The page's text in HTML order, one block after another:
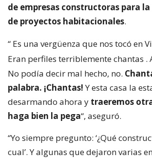
de empresas constructoras para
de proyectos habitacionales.
“ Es una vergüenza que nos tocó en
Eran perfiles terriblemente chantas .
No podía decir mal hecho, no.
palabra. ¡Chantas!Y esta casa la
desarmando ahora y traeremos
haga bien la pega“, aseguró.
“Yo siempre pregunto: ‘¿Qué
cual’. Y algunas que dejaron varias